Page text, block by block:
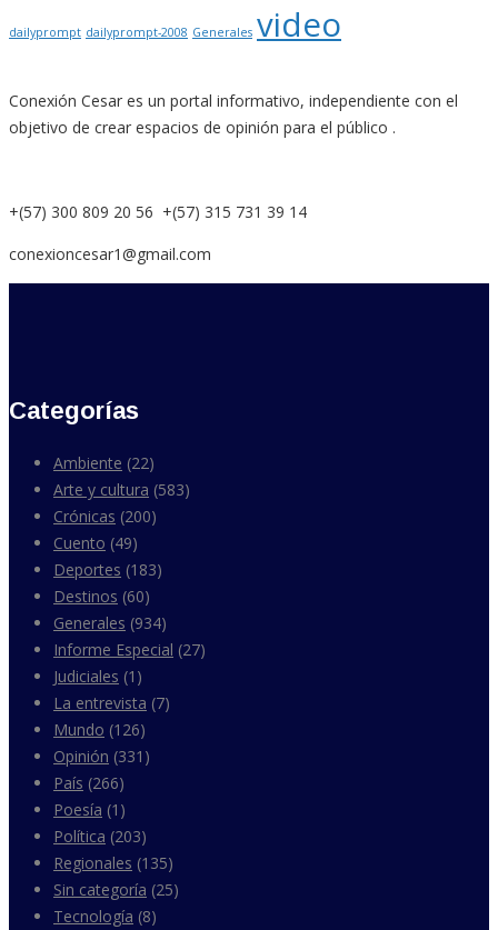
dailyprompt dailyprompt-2008 Generales video
Conexión Cesar es un portal informativo, independiente con el
objetivo de crear espacios de opinión para el público .
+(57) 300 809 20 56 +(57) 315 731 39 14
conexioncesar1@gmail.com
Categorías
Ambiente (22)
Arte y cultura (583)
Crónicas (200)
Cuento (49)
Deportes (183)
Destinos (60)
Generales (934)
Informe Especial (27)
Judiciales (1)
La entrevista (7)
Mundo (126)
Opinión (331)
País (266)
Poesía (1)
Política (203)
Regionales (135)
Sin categoría (25)
Tecnología (8)